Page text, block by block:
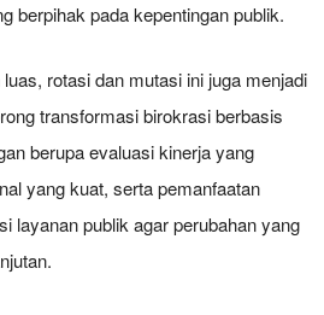
berpihak pada kepentingan publik.
rotasi dan mutasi ini juga menjadi
transformasi birokrasi berbasis
berupa evaluasi kinerja yang
yang kuat, serta pemanfaatan
layanan publik agar perubahan yang